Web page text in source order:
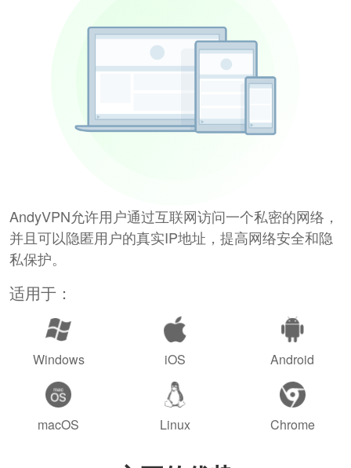
AndyVPN允许用户通过互联网访问一个私密的网络，
并且可以隐匿用户的真实IP地址，提高网络安全和隐
私保护。
适用于：
Windows iOS Android
macOS Linux Chrome